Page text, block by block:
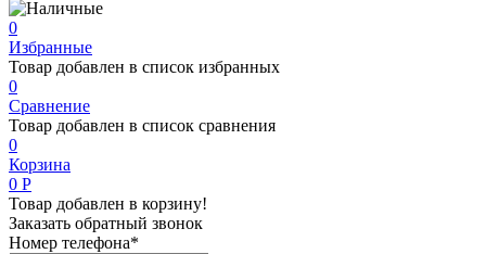
0
Избранные
Товар добавлен в список избранных
0
Сравнение
Товар добавлен в список сравнения
0
Корзина
0 Р
Товар добавлен в корзину!
Заказать обратный звонок
Номер телефона*